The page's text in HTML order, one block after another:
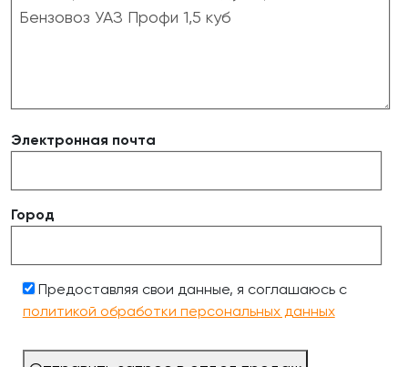
Электронная почта
Город
Предоставляя свои данные, я соглашаюсь с
политикой обработки персональных данных